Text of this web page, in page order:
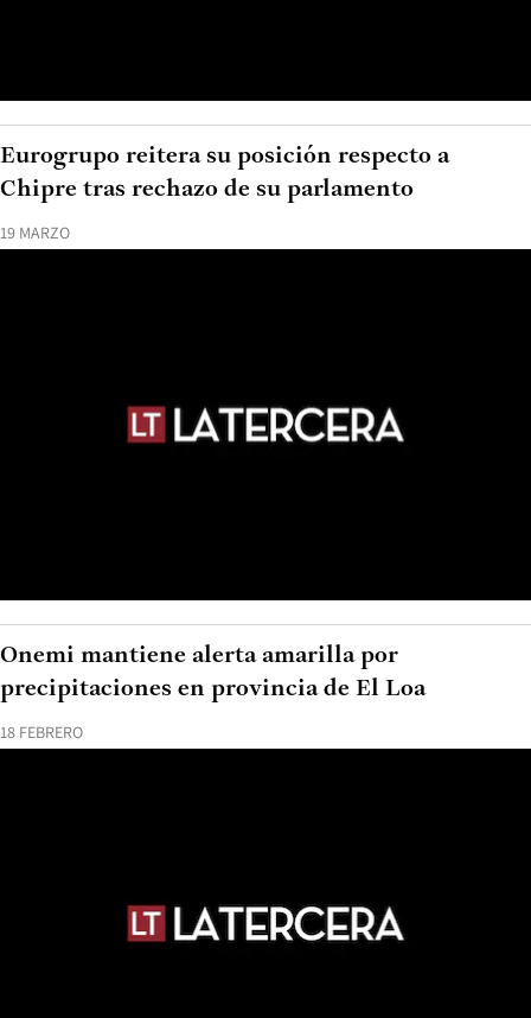
19 MARZO
Eurogrupo reitera su posición respecto a
Chipre tras rechazo de su parlamento
18 FEBRERO
Onemi mantiene alerta amarilla por
precipitaciones en provincia de El Loa